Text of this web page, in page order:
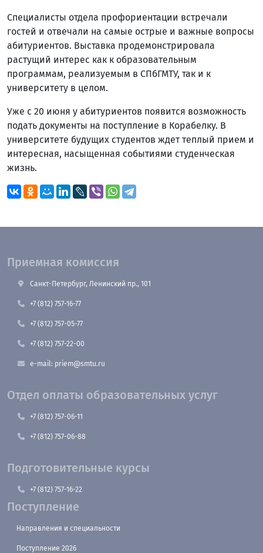
Специалисты отдела профориентации встречали
гостей и отвечали на самые острые и важные вопросы
абитуриентов. Выставка продемонстрировала
растущий интерес как к образовательным
программам, реализуемым в СПбГМТУ, так и к
университету в целом.
Уже с 20 июня у абитуриентов появится возможность
подать документы на поступление в Корабелку. В
университете будущих студентов ждет теплый прием и
интересная, насыщенная событиями студенческая
жизнь.
Приемная комиссия
Санкт-Петербург, Ленинский пр., 101
+7 (812) 757-16-77
+7 (812) 757-05-77
+7 (812) 757-22-00
e-mail: priem@smtu.ru
Отдел оплаты образовательных услуг
+7 (812) 757-06-11
+7 (812) 757-06-88
Подготовительные курсы
+7 (812) 757-16-22
Поступление
Направления и специальности
Поступление 2026